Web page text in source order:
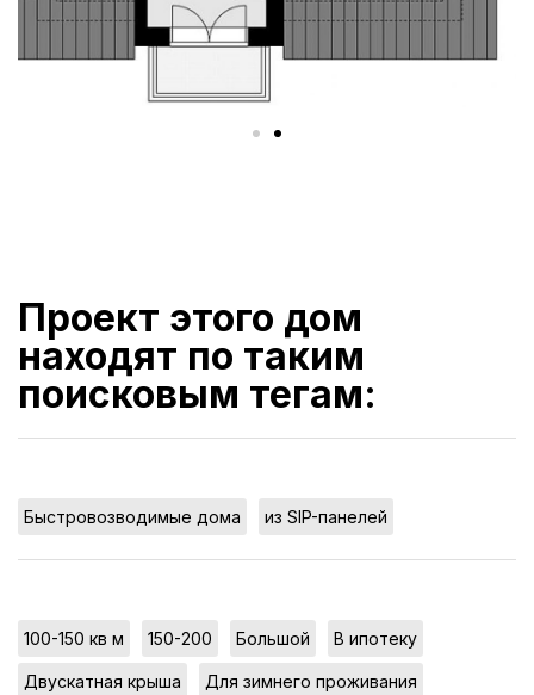
Проект этого дом
находят по таким
поисковым тегам:
Быстровозводимые дома из SIP-панелей
100-150 кв м 150-200 Большой В ипотеку
Двускатная крыша Для зимнего проживания